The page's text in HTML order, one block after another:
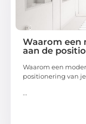
Waarom een
aan de
Waarom een
positionering van
...